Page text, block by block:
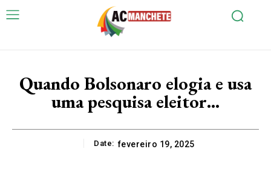
Quando Bolsonaro elogia e usa
uma pesquisa eleitor…
Date: fevereiro 19, 2025